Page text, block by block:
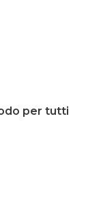
per tutti